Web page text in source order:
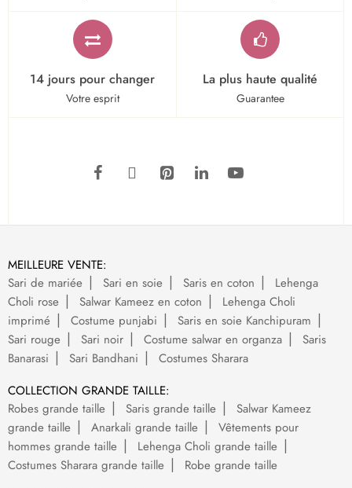
14 jours pour changer
Votre esprit
La plus haute qualité
Guarantee
MEILLEURE VENTE:
Sari de mariée
Sari en soie Saris en coton
Lehenga
Choli rose
Salwar Kameez en coton
Lehenga Choli
imprimé
Costume punjabi
Saris en soie Kanchipuram
Sari rouge
Sari noir Costume salwar en organza
Saris
Banarasi
Sari Bandhani
Costumes Sharara
COLLECTION GRANDE TAILLE:
Robes grande taille
Saris grande taille
Salwar Kameez
grande taille
Anarkali grande taille
Vêtements pour
hommes grande taille
Lehenga Choli grande taille
Costumes Sharara grande taille
Robe grande taille